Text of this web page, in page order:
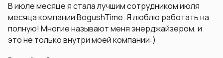
В июле месяце я стала лучшим сотрудником июля
месяца компании BogushTime. Я люблю работать на
полную! Многие называют меня энерджайзером, и
это не только внутри моей компании:)